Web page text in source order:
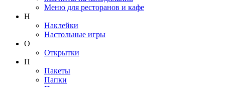
Меню для ресторанов и кафе
Н
Наклейки
Настольные игры
О
Открытки
П
Пакеты
Папки